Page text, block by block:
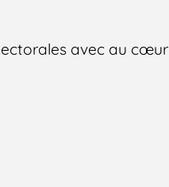
avec au cœur